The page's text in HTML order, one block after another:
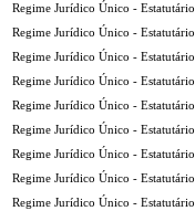
Regime Jurídico Único - Estatutário
Regime Jurídico Único - Estatutário
Regime Jurídico Único - Estatutário
Regime Jurídico Único - Estatutário
Regime Jurídico Único - Estatutário
Regime Jurídico Único - Estatutário
Regime Jurídico Único - Estatutário
Regime Jurídico Único - Estatutário
Regime Jurídico Único - Estatutário